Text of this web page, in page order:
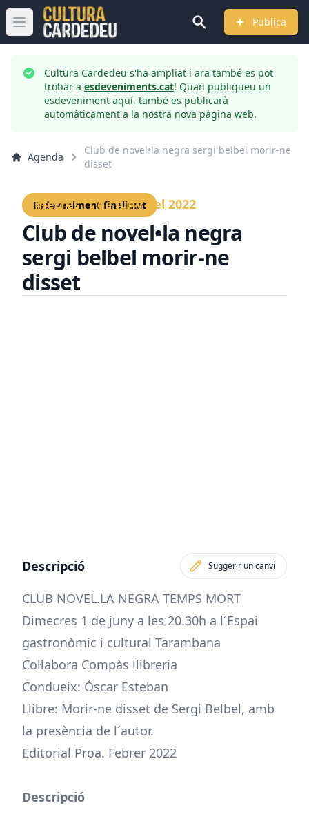
Obrir menú principal Publica
Cultura Cardedeu s'ha ampliat i ara també es pot
trobar a esdeveniments.cat! Quan publiqueu un
esdeveniment aquí, també es publicarà
automàticament a la nostra nova pàgina web.
Agenda
Club de novel•la negra sergi belbel morir-ne
disset
Esdeveniment finalitzat
Dimecres, 1 de juny del 2022
Club de novel•la negra
sergi belbel morir-ne
disset
Descripció Suggerir un canvi
CLUB NOVEL.LA NEGRA TEMPS MORT
Dimecres 1 de juny a les 20.30h a l´Espai
gastronòmic i cultural Tarambana
Col·labora Compàs llibreria
Condueix: Óscar Esteban
Llibre: Morir-ne disset de Sergi Belbel, amb
la presència de l´autor.
Editorial Proa. Febrer 2022
Descripció